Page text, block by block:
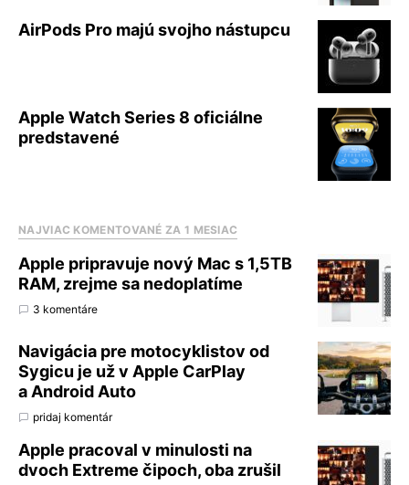
AirPods Pro majú svojho nástupcu
Apple Watch Series 8 oficiálne
predstavené
NAJVIAC KOMENTOVANÉ ZA 1 MESIAC
Apple pripravuje nový Mac s 1,5TB
RAM, zrejme sa nedoplatíme
3 komentáre
Navigácia pre motocyklistov od
Sygicu je už v Apple CarPlay
a Android Auto
pridaj komentár
Apple pracoval v minulosti na
dvoch Extreme čipoch, oba zrušil